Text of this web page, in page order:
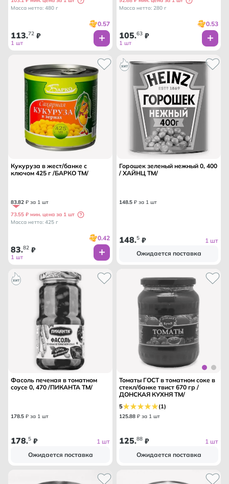
Масса нетто: 480 г
0.57
113.72 ₽
1 шт
Масса нетто: 280 г
0.53
105.63 ₽
1 шт
Кукуруза в жест/банке с
ключом 425 г /БАРКО ТМ/
83.82 ₽ за 1 шт
73.55 ₽ мин. цена за 1 шт
Масса нетто: 425 г
0.42
83.82 ₽
1 шт
Горошек зеленый нежный 0, 400
/ ХАЙНЦ ТМ/
148.5 ₽ за 1 шт
148.5 ₽
1 шт
Ожидается поставка
Фасоль печеная в томатном
соусе 0, 470 /ПИКАНТА ТМ/
178.5 ₽ за 1 шт
178.5 ₽
1 шт
Ожидается поставка
Томаты ГОСТ в томатном соке в
стекл/банке твист 670 гр /
ДОНСКАЯ КУХНЯ ТМ/
5 (1)
125.88 ₽ за 1 шт
125.88 ₽
1 шт
Ожидается поставка